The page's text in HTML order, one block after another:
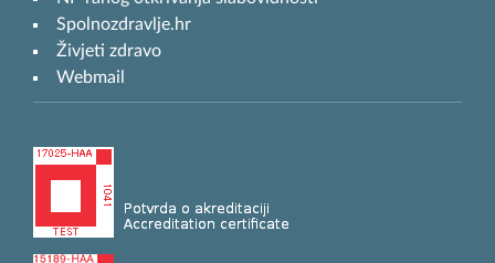
Spolnozdravlje.hr
Živjeti zdravo
Webmail